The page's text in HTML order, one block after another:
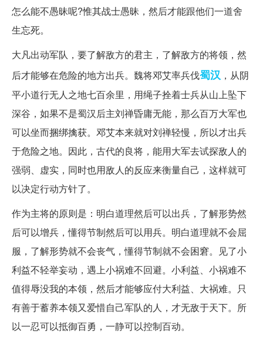
怎么能不愚昧呢?惟其战士愚昧，然后才能跟他们一道舍
生忘死。
大凡出动军队，要了解敌方的君主，了解敌方的将领，然
后才能够在危险的地方出兵。魏将邓艾率兵伐蜀汉 ，从阴
平小道行无人之地七百余里，用绳子拴着士兵从山上坠下
深谷，如果不是蜀汉后主刘禅昏庸无能，那么百万大军也
可以坐而捆绑擒获。邓艾本来就对刘禅轻慢，所以才出兵
于危险之地。因此，古代的良将，能用大军去试探敌人的
强弱、虚实，同时也用敌人的反应来衡量自己，这样就可
以决定行动方针了。
作为主将的原则是：明白道理然后可以出兵，了解形势然
后可以增兵，懂得节制然后可以用兵。明白道理就不会屈
服，了解形势就不会丧气，懂得节制就不会困窘。见了小
利益不轻举妄动，遇上小祸难不回避。小利益、小祸难不
值得辱没我的本领，然后才能够应付大利益、大祸难。只
有善于蓄养本领又爱惜自己军队的人，才无敌于天下。所
以一忍可以抵御百勇，一静可以控制百动。